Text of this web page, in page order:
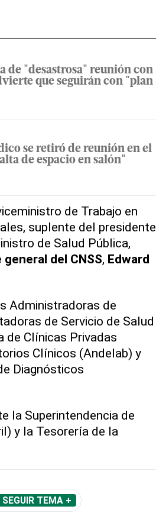
de "desastrosa" reunión con
que seguirán con "plan
se retiró de reunión en el
de espacio en salón"
de Trabajo en
suplente del presidente
de Salud Pública,
del CNSS, Edward
Administradoras de
de Servicio de Salud
de Clínicas Privadas
Clínicos (Andelab) y
Diagnósticos
la Superintendencia de
y la Tesorería de la
SEGUIR TEMA +